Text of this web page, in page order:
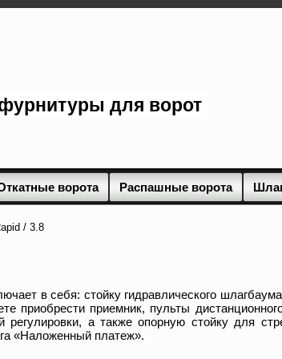
для ворот
ворота Распашные ворота
/ 3.8
в себя: стойку гидравлического
приемник, пульты
регулировки, а также опорную стойку для
«Наложенный платеж».